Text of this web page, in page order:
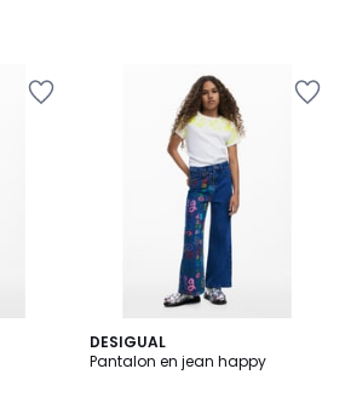
DESIGUAL
Pantalon en jean happy